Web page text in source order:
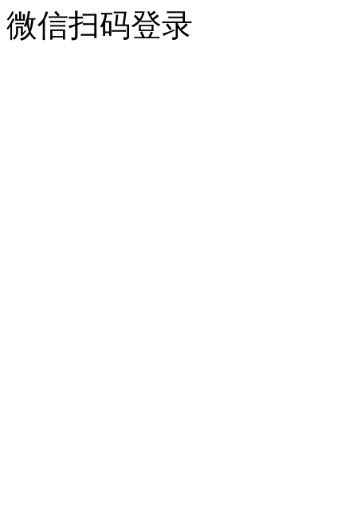
微信扫码登录